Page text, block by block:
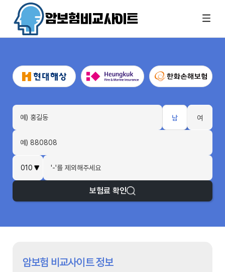
암보험비교사이트
남 여
보험료 확인
암보험 비교사이트 정보